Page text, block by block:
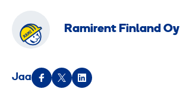
Ramirent Finland Oy
Jaa